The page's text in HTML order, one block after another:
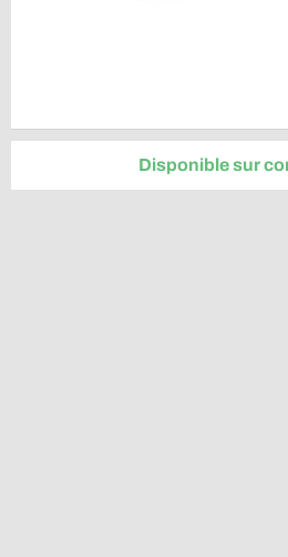
Disponible sur